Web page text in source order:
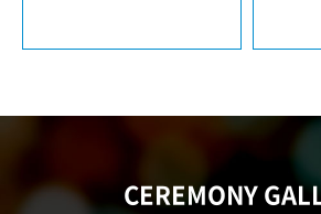
CEREMONY